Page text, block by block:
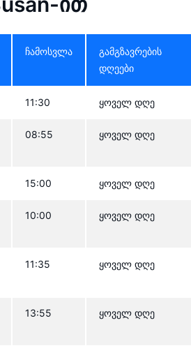
ჩამოსვლა
გამგზავრების
დღეები
11:30 ყოველ დღე
08:55 ყოველ დღე
15:00 ყოველ დღე
10:00 ყოველ დღე
11:35 ყოველ დღე
13:55 ყოველ დღე